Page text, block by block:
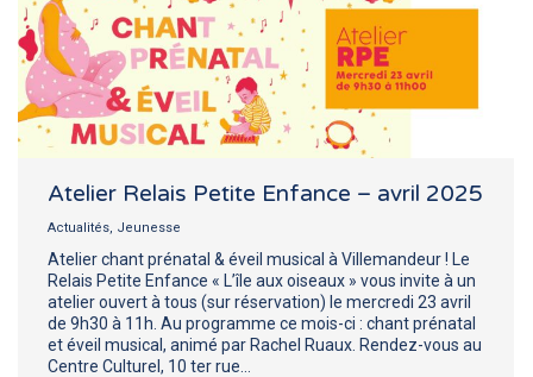
Atelier Relais Petite Enfance – avril 2025
Actualités, Jeunesse
Atelier chant prénatal & éveil musical à Villemandeur ! Le
Relais Petite Enfance « L’île aux oiseaux » vous invite à un
atelier ouvert à tous (sur réservation) le mercredi 23 avril
de 9h30 à 11h. Au programme ce mois-ci : chant prénatal
et éveil musical, animé par Rachel Ruaux. Rendez-vous au
Centre Culturel, 10 ter rue…